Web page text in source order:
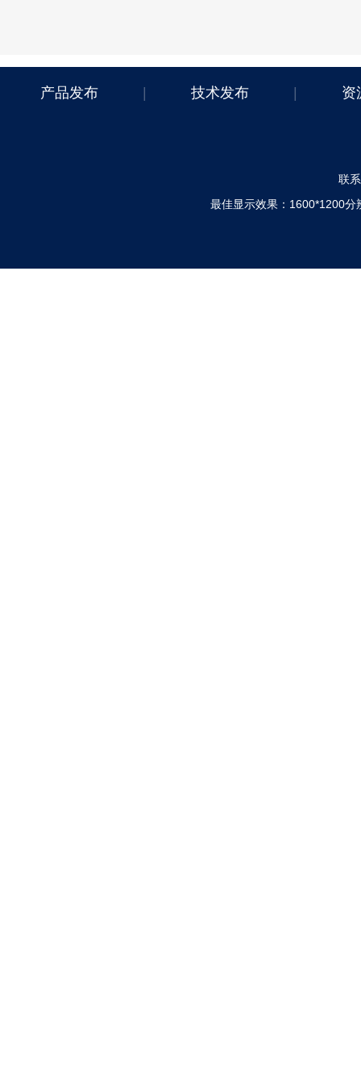
产品发布 技术发布 资
联
最佳显示效果：1600*1200